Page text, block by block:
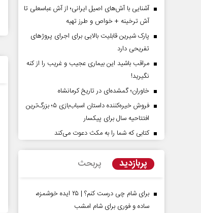
آشنایی با آش‌های اصیل ایرانی؛ از آش عباسعلی تا
آش ترخینه + خواص و طرز تهیه
پارک شیرین قابلیت‌ بالایی برای اجرای پروژهای
تفریحی دارد
مراقب باشید این بیماری عجیب و غریب را از کنه
نگیرید!
خاوران؛ گمشده‌ای در تاریخ کرمانشاه
فروش خیره‌کننده داستان اسباب‌بازی ۵؛ بزرگ‌ترین
افتتاحیه سال برای پیکسار
کتابی که شما را به مکث دعوت می‌کند
پربازدید پربحث
برای شام چی درست کنم؟ | ۲۵ ایده خوشمزه،
ساده و فوری برای شام امشب
خلاف واقع آمریکا
اربعین نماد
مجلس